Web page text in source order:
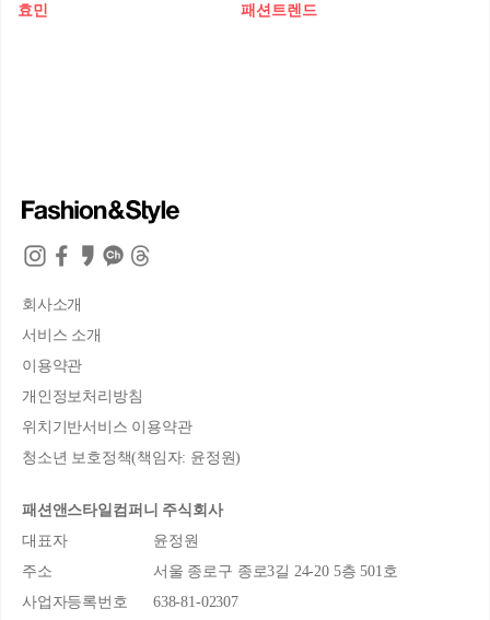
효민
패션트렌드
회사소개
서비스 소개
이용약관
개인정보처리방침
위치기반서비스 이용약관
청소년 보호정책(책임자: 윤정원)
패션앤스타일컴퍼니 주식회사
대표자
윤정원
주소
서울 종로구 종로3길 24-20 5층 501호
사업자등록번호
638-81-02307